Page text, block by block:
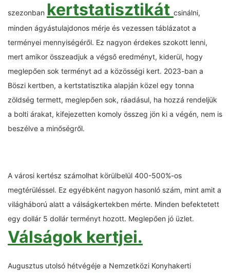
szezonban kertstatisztikát csinálni,
minden ágyástulajdonos mérje és vezessen táblázatot a
terményei mennyiségéről. Ez nagyon érdekes szokott lenni,
mert amikor összeadjuk a végső eredményt, kiderül, hogy
meglepően sok terményt ad a közösségi kert. 2023-ban a
Böszi kertben, a kertstatisztika alapján közel egy tonna
zöldség termett, meglepően sok, ráadásul, ha hozzá rendeljük
a bolti árakat, kifejezetten komoly összeg jön ki a végén, nem is
beszélve a minőségről.
A városi kertész számolhat körülbelül 400-500%-os
megtérüléssel. Ez egyébként nagyon hasonló szám, mint amit a
világháború alatt a válságkertekben mérte. Minden befektetett
egy dollár 5 dollár terményt hozott. Meglepően jó üzlet.
Válságok kertjei.
Augusztus utolsó hétvégéje a Nemzetközi Konyhakerti